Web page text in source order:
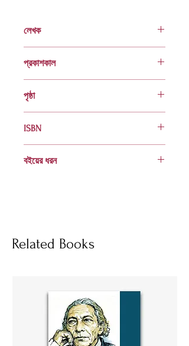
লেখক
প্রকাশকাল
পৃষ্ঠা
ISBN
বইয়ের ধরন
Related Books